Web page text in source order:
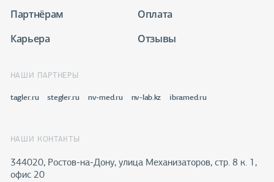
Партнёрам
Оплата
Карьера
Отзывы
НАШИ ПАРТНЕРЫ
tagler.ru stegler.ru nv-med.ru nv-lab.kz ibramed.ru
НАШИ КОНТАКТЫ
344020, Ростов-на-Дону​, улица Механизаторов, стр. 8 к. 1,
офис 20